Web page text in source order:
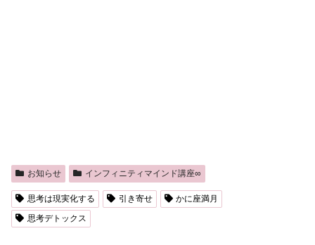
お知らせ インフィニティマインド講座∞
思考は現実化する 引き寄せ
かに座満月
思考デトックス